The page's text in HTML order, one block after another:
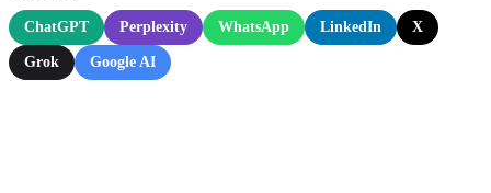
ChatGPT Perplexity WhatsApp LinkedIn X
Grok Google AI